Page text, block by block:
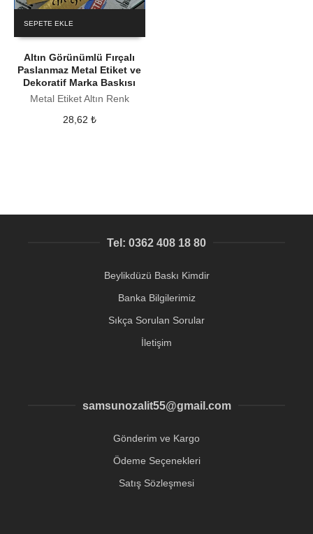
SEPETE EKLE
Altın Görünümlü Fırçalı
Paslanmaz Metal Etiket ve
Dekoratif Marka Baskısı
Metal Etiket Altın Renk
28,62 ₺
Tel: 0362 408 18 80
Beylikdüzü Baskı Kimdir
Banka Bilgilerimiz
Sıkça Sorulan Sorular
İletişim
samsunozalit55@gmail.com
Gönderim ve Kargo
Ödeme Seçenekleri
Satış Sözleşmesi